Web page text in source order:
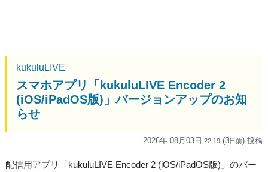
kukuluLIVE
スマホアプリ「kukuluLIVE Encoder 2
(iOS/iPadOS版)」バージョンアップのお知
らせ
2026年 08月03日 22:19 (3日前) 投稿
配信用アプリ「kukuluLIVE Encoder 2 (iOS/iPadOS版)」のバー